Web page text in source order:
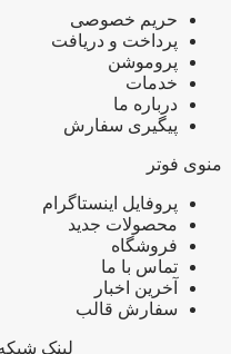
حریم خصوصی
پرداخت و دریافت
پروموشن
خدمات
درباره ما
پیگیری سفارش
منوی فوتر
پروفایل اینستاگرام
محصولات جدید
فروشگاه
تماس با ما
آخرین اخبار
سفارش قالب
لینک